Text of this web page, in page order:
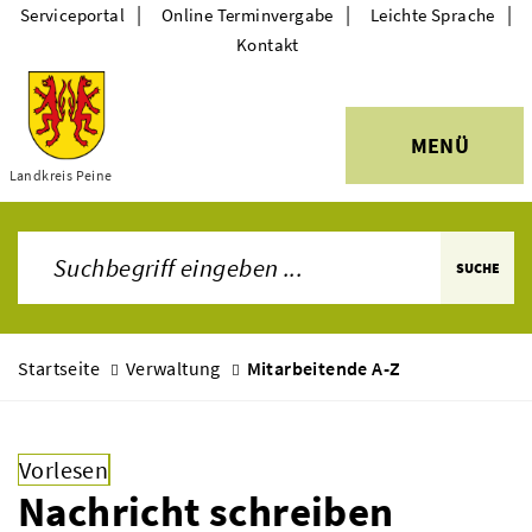
Themen
Landkreis Peine
MENÜ
Serviceportal | Online Terminvergabe | Leichte Sprache |
Kontakt
SUCHE
Startseite Verwaltung Mitarbeitende A-Z
Vorlesen
Nachricht schreiben